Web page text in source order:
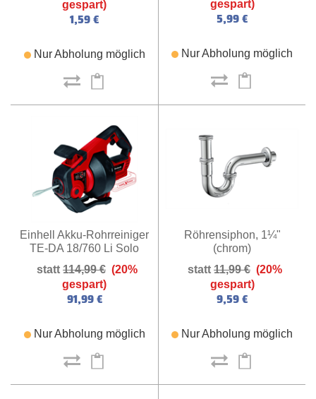
gespart)
1,59 €
Nur Abholung möglich
gespart)
5,99 €
Nur Abholung möglich
Einhell Akku-Rohrreiniger
TE-DA 18/760 Li Solo
114,99 € (20%
gespart)
91,99 €
Nur Abholung möglich
Röhrensiphon, 1¼"
(chrom)
11,99 € (20%
gespart)
9,59 €
Nur Abholung möglich